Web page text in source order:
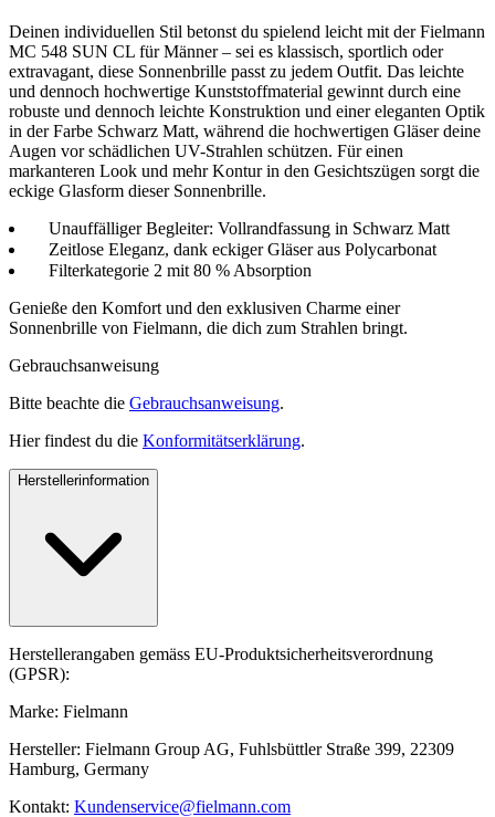
Deinen individuellen Stil betonst du spielend leicht mit der Fielmann
MC 548 SUN CL für Männer – sei es klassisch, sportlich oder
extravagant, diese Sonnenbrille passt zu jedem Outfit. Das leichte
und dennoch hochwertige Kunststoffmaterial gewinnt durch eine
robuste und dennoch leichte Konstruktion und einer eleganten Optik
in der Farbe Schwarz Matt, während die hochwertigen Gläser deine
Augen vor schädlichen UV-Strahlen schützen. Für einen
markanteren Look und mehr Kontur in den Gesichtszügen sorgt die
eckige Glasform dieser Sonnenbrille.
Unauffälliger Begleiter: Vollrandfassung in Schwarz Matt
Zeitlose Eleganz, dank eckiger Gläser aus Polycarbonat
Filterkategorie 2 mit 80 % Absorption
Genieße den Komfort und den exklusiven Charme einer
Sonnenbrille von Fielmann, die dich zum Strahlen bringt.
Gebrauchsanweisung
Bitte beachte die Gebrauchsanweisung.
Hier findest du die Konformitätserklärung.
Herstellerinformation
Herstellerangaben gemäss EU-Produktsicherheitsverordnung
(GPSR):
Marke: Fielmann
Hersteller: Fielmann Group AG, Fuhlsbüttler Straße 399, 22309
Hamburg, Germany
Kontakt: Kundenservice@fielmann.com